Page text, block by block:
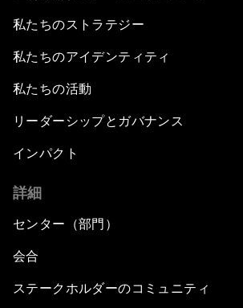
私たちのストラテジー
私たちのアイデンティティ
私たちの活動
リーダーシップとガバナンス
インパクト
詳細
センター（部門）
会合
ステークホルダーのコミュニティ